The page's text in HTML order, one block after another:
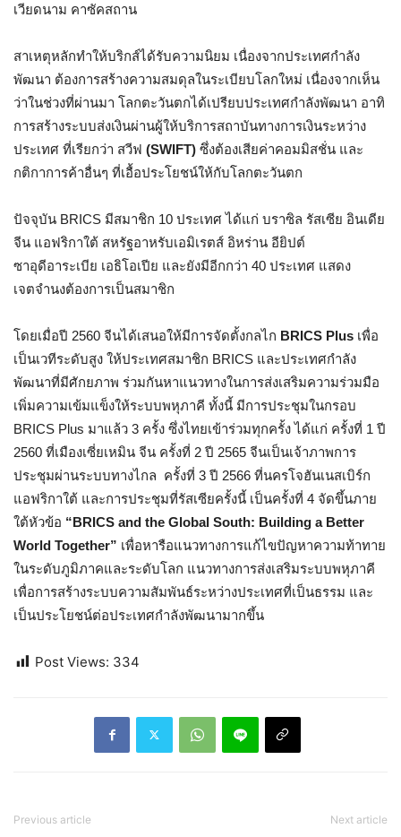
เวียดนาม คาซัคสถาน
สาเหตุหลักทำให้บริกส์ได้รับความนิยม เนื่องจากประเทศกำลัง
พัฒนา ต้องการสร้างความสมดุลในระเบียบโลกใหม่ เนื่องจากเห็น
ว่าในช่วงที่ผ่านมา โลกตะวันตกได้เปรียบประเทศกำลังพัฒนา อาทิ
การสร้างระบบส่งเงินผ่านผู้ให้บริการสถาบันทางการเงินระหว่าง
ประเทศ ที่เรียกว่า สวีฟ (SWIFT) ซึ่งต้องเสียค่าคอมมิสชั่น และ
กติกาการค้าอื่นๆ ที่เอื้อประโยชน์ให้กับโลกตะวันตก
ปัจจุบัน BRICS มีสมาชิก 10 ประเทศ ได้แก่ บราซิล รัสเซีย อินเดีย
จีน แอฟริกาใต้ สหรัฐอาหรับเอมิเรตส์ อิหร่าน อียิปต์
ซาอุดีอาระเบีย เอธิโอเปีย และยังมีอีกกว่า 40 ประเทศ แสดง
เจตจำนงต้องการเป็นสมาชิก
โดยเมื่อปี 2560 จีนได้เสนอให้มีการจัดตั้งกลไก BRICS Plus เพื่อ
เป็นเวทีระดับสูง ให้ประเทศสมาชิก BRICS และประเทศกำลัง
พัฒนาที่มีศักยภาพ ร่วมกันหาแนวทางในการส่งเสริมความร่วมมือ
เพิ่มความเข้มแข็งให้ระบบพหุภาคี ทั้งนี้ มีการประชุมในกรอบ
BRICS Plus มาแล้ว 3 ครั้ง ซึ่งไทยเข้าร่วมทุกครั้ง ได้แก่ ครั้งที่ 1 ปี
2560 ที่เมืองเซี่ยเหมิน จีน ครั้งที่ 2 ปี 2565 จีนเป็นเจ้าภาพการ
ประชุมผ่านระบบทางไกล ครั้งที่ 3 ปี 2566 ที่นครโจฮันเนสเบิร์ก
แอฟริกาใต้ และการประชุมที่รัสเซียครั้งนี้ เป็นครั้งที่ 4 จัดขึ้นภาย
ใต้หัวข้อ “BRICS and the Global South: Building a Better
World Together” เพื่อหารือแนวทางการแก้ไขปัญหาความท้าทาย
ในระดับภูมิภาคและระดับโลก แนวทางการส่งเสริมระบบพหุภาคี
เพื่อการสร้างระบบความสัมพันธ์ระหว่างประเทศที่เป็นธรรม และ
เป็นประโยชน์ต่อประเทศกำลังพัฒนามากขึ้น
Post Views: 334
Previous article Next article